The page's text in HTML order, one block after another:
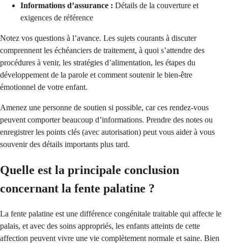
Informations d’assurance : Détails de la couverture et
exigences de référence
Notez vos questions à l’avance. Les sujets courants à discuter
comprennent les échéanciers de traitement, à quoi s’attendre des
procédures à venir, les stratégies d’alimentation, les étapes du
développement de la parole et comment soutenir le bien-être
émotionnel de votre enfant.
Amenez une personne de soutien si possible, car ces rendez-vous
peuvent comporter beaucoup d’informations. Prendre des notes ou
enregistrer les points clés (avec autorisation) peut vous aider à vous
souvenir des détails importants plus tard.
Quelle est la principale conclusion
concernant la fente palatine ?
La fente palatine est une différence congénitale traitable qui affecte le
palais, et avec des soins appropriés, les enfants atteints de cette
affection peuvent vivre une vie complètement normale et saine. Bien